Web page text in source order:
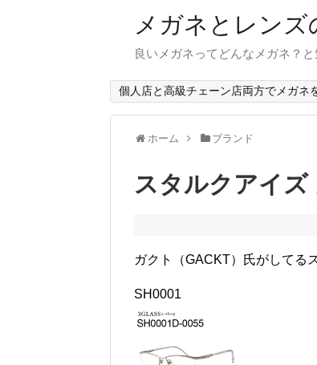
メガネとレンズ
良いメガネってどんなメガネ？
個人店と高級チェーン店両方でメガネ
ホーム ブランド
スタルクアイズ
ガクト（GACKT）氏がしてる
SH0001